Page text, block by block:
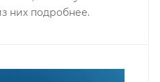
них подробнее.